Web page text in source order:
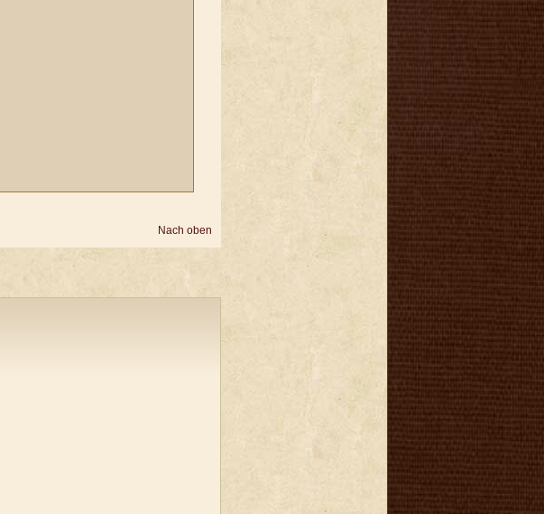
Nach oben